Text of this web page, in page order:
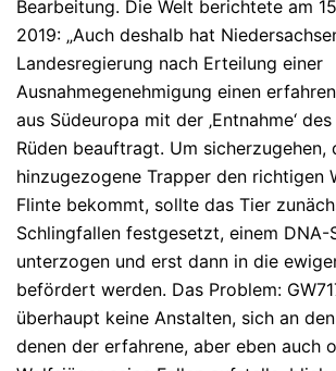
Bearbeitung. Die Welt berichtete am
2019: „Auch deshalb hat
Landesregierung nach Erteilung einer
Ausnahmegenehmigung einen
aus Südeuropa mit der ‚Entnahme‘
Rüden beauftragt. Um sicherzugehen,
hinzugezogene Trapper den richtigen
Flinte bekommt, sollte das Tier
Schlingfallen festgesetzt, einem DNA-
unterzogen und erst dann in die
befördert werden. Das Problem:
überhaupt keine Anstalten, sich an
denen der erfahrene, aber eben auch